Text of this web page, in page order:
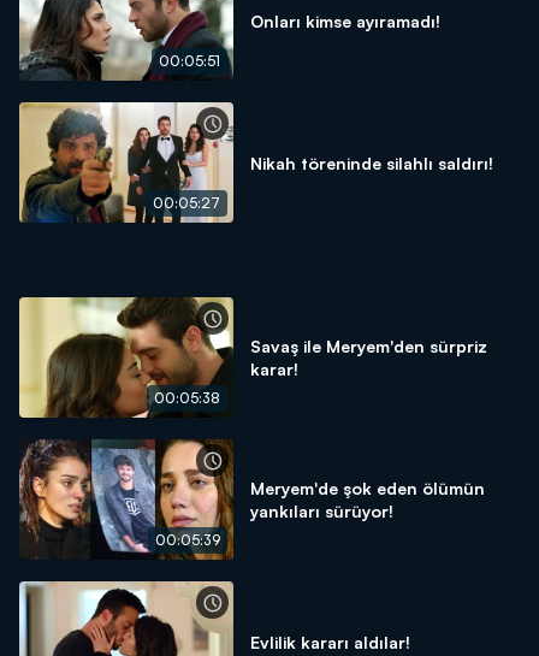
00:05:51
Onları kimse ayıramadı!
00:05:27
Nikah töreninde silahlı saldırı!
00:05:38
Savaş ile Meryem'den sürpriz
karar!
00:05:39
Meryem'de şok eden ölümün
yankıları sürüyor!
Evlilik kararı aldılar!